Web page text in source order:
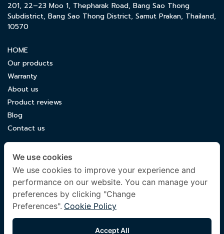
201, 22–23 Moo 1, Thepharak Road, Bang Sao Thong
Subdistrict, Bang Sao Thong District, Samut Prakan, Thailand,
10570
HOME
Our products
Warranty
About us
Product reviews
Blog
Contact us
luxuryking.mattress@gmail.com
082 419 9871
FOLLOW US
We use cookies
We use cookies to improve your experience and
performance on our website. You can manage your
preferences by clicking "Change
Preferences". Cookie Policy
Accept All